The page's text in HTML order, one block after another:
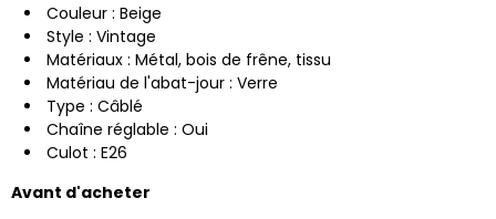
Couleur : Beige
Style : Vintage
Matériaux : Métal, bois de frêne, tissu
Matériau de l'abat-jour : Verre
Type : Câblé
Chaîne réglable : Oui
Culot : E26
Avant d'acheter